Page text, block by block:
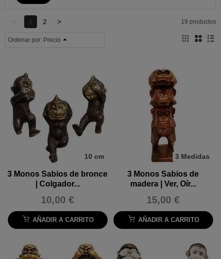
2 > 19 productos
Ordenar por: Precio
10 cm
3 Monos Sabios de bronce
| Colgador...
10,00 €
AÑADIR A CARRITO
3 Medidas
3 Monos Sabios de
madera | Ver, Oír...
15,00 €
AÑADIR A CARRITO